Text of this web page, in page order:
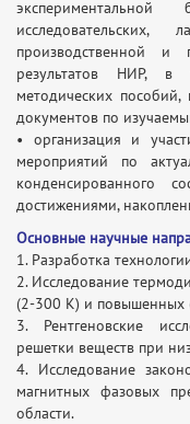
производственной и
результатов НИР,
методических
документов по
• организация и
мероприятий по
конденсированного
достижениями,
Основные научные
1. Разработка
2. Исследование
(2-300 К) и повышенных
3. Рентгеновские
решетки веществ при
4. Исследование
магнитных фазовых
области.